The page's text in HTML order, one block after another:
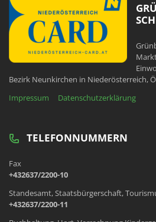
Bezirk Neunkirchen in Niederösterreich,
Impressum
Datenschutzerklärung
TELEFONNUMMERN
Fax
+432637/2200-10
Standesamt, Staatsbürgerschaft,
+432637/2200-11